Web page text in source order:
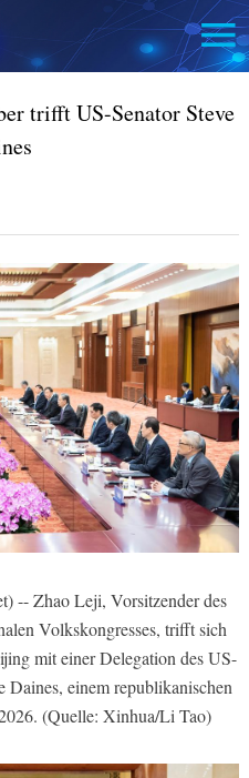
trifft US-Senator Steve
-- Zhao Leji, Vorsitzender des
Volkskongresses, trifft sich
mit einer Delegation des US-
Daines, einem republikanischen
(Quelle: Xinhua/Li Tao)